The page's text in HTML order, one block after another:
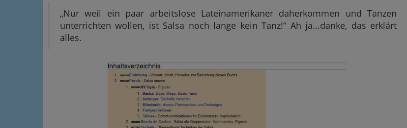
„Nur weil ein paar arbeitslose Lateinamerikaner daherkommen und Tanzen
unterrichten wollen, ist Salsa noch lange kein Tanz!“ Ah ja...danke, das erklärt
alles.